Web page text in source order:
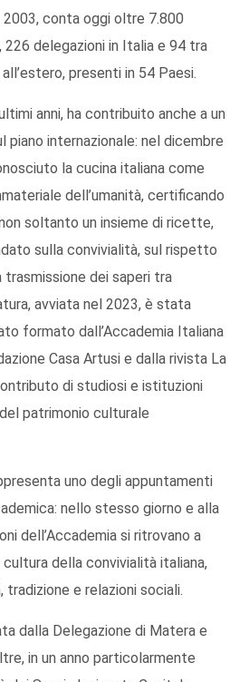
conta oggi oltre 7.800
226 delegazioni in Italia e 94 tra
presenti in 54 Paesi.
anni, ha contribuito anche a un
internazionale: nel dicembre
la cucina italiana come
dell’umanità, certificando
soltanto un insieme di ricette,
sulla convivialità, sul rispetto
dei saperi tra
avviata nel 2023, è stata
formato dall’Accademia Italiana
Casa Artusi e dalla rivista La
di studiosi e istituzioni
patrimonio culturale
uno degli appuntamenti
nello stesso giorno e alla
dell’Accademia si ritrovano a
della convivialità italiana,
e relazioni sociali.
dalla Delegazione di Matera e
in un anno particolarmente